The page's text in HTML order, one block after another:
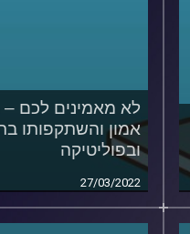
לא מאמינים לכם
אמון והשתקפותו
ובפוליטיקה
27/03/2022